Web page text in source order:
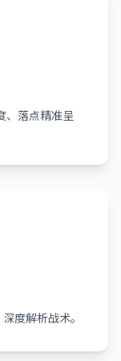
、落点精准呈
度解析战术。